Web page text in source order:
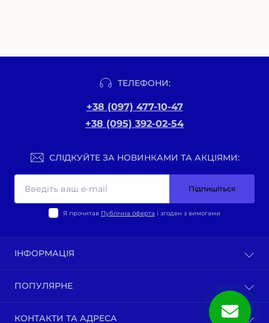
ТЕЛЕФОНИ:
+38 (097) 477-10-47
+38 (095) 392-02-54
СЛІДКУЙТЕ ЗА НОВИНКАМИ ТА АКЦІЯМИ:
Підпишіться
Я прочитав Публічна оферта і згоден з вимогами
ІНФОРМАЦІЯ
Політика конфіденційності
Про нас
ПОПУЛЯРНЕ
КОНТАКТИ ТА АДРЕСА